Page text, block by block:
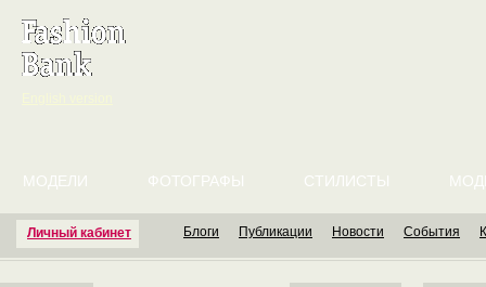
Личный кабинет
МОДЕЛИ ФОТОГРАФЫ СТИЛИСТЫ
Блоги Публикации Новости События